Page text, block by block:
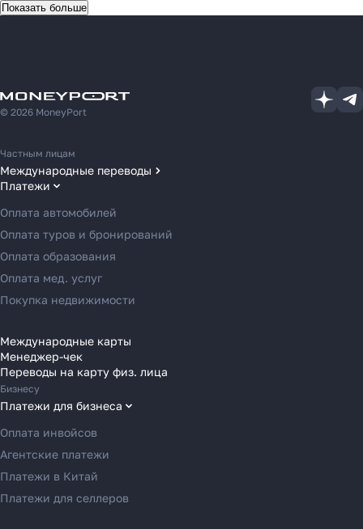
Показать больше
© 2026 MoneyPort
Частным лицам
Международные переводы
Переводы в США
Переводы в ОАЭ
Переводы в Европу
Переводы в Азию
Переводы в Россию
Переводы в Австрию
Переводы в Болгарию
Переводы в Венгрию
Переводы в Великобританию
Переводы в Грецию
Переводы в Германию
Переводы в Ирландию
Переводы в Испанию
Переводы в Италию
Платежи
Оплата автомобилей
Оплата туров и бронирований
Оплата образования
Оплата мед. услуг
Покупка недвижимости
Международные карты
Менеджер-чек
Переводы на карту физ. лица
Бизнесу
Платежи для бизнеса
Оплата инвойсов
Агентские платежи
Платежи в Китай
Платежи для селлеров